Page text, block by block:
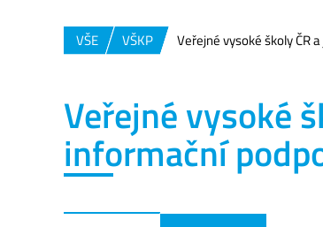
VŠE VŠKP Veřejné vysoké školy ČR
Veřejné vysoké
informační